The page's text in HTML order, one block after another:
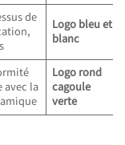
de
Logo bleu et
blanc
avec la
Logo rond
cagoule
verte